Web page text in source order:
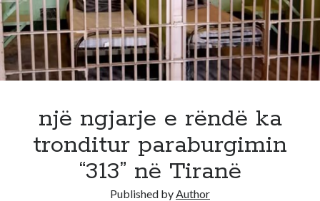
një ngjarje e rëndë ka
tronditur paraburgimin
“313” në Tiranë
Published byAuthor